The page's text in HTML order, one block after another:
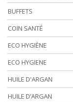
BUFFETS
COIN SANTÉ
ECO HYGIÈNE
ECO HYGIENE
HUILE D'ARGAN
HUILE D’ARGAN